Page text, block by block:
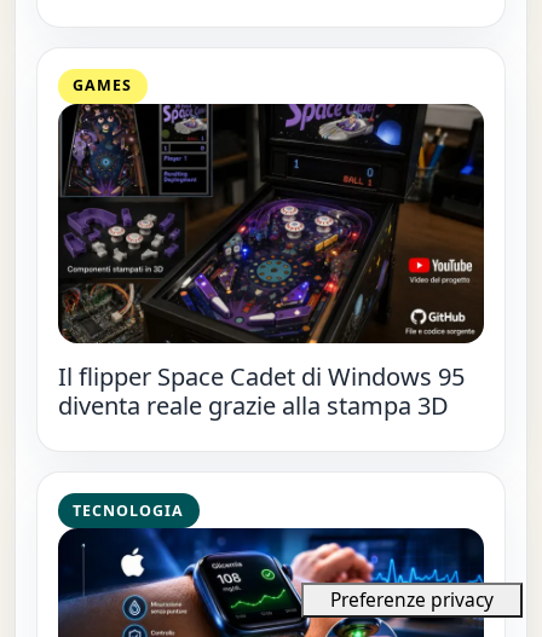
GAMES
Il flipper Space Cadet di Windows 95
diventa reale grazie alla stampa 3D
TECNOLOGIA